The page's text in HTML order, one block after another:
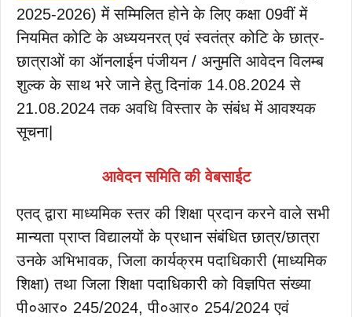
2025-2026) में सम्मिलित होने के लिए कक्षा 09वीं में
नियमित कोटि के अध्ययनरत् एवं स्वतंत्र कोटि के छात्र-
छात्राओं का ऑनलाईन पंजीयन / अनुमति आवेदन विलम्ब
शुल्क के साथ भरे जाने हेतु दिनांक 14.08.2024 से
21.08.2024 तक अवधि विस्तार के संबंध में आवश्यक
सूचना|
आवेदन समिति की वेबसाईट
एतद् द्वारा माध्यमिक स्तर की शिक्षा प्रदान करने वाले सभी
मान्यता प्राप्त विद्यालयों के प्रधान संबंधित छात्र/छात्रा
उनके अभिभावक, जिला कार्यक्रम पदाधिकारी (माध्यमिक
शिक्षा) तथा जिला शिक्षा पदाधिकारी को विज्ञपित संख्या
पी०आर० 245/2024, पी०आर० 254/2024 एवं